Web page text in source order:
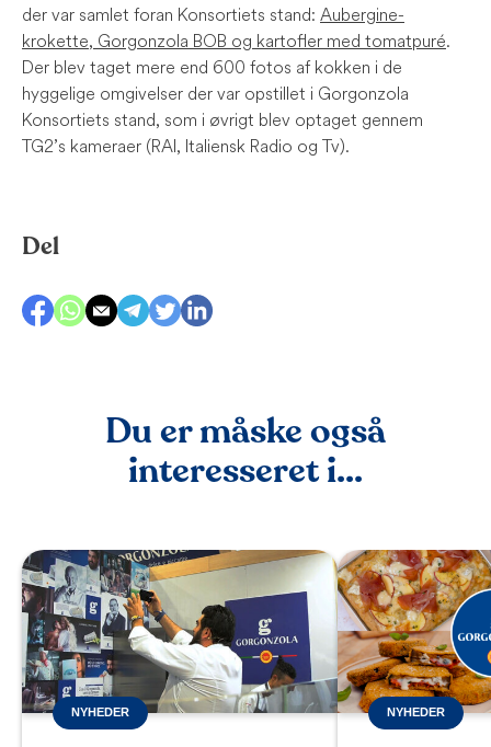
der var samlet foran Konsortiets stand: Aubergine-
krokette, Gorgonzola BOB og kartofler med tomatpuré.
Der blev taget mere end 600 fotos af kokken i de
hyggelige omgivelser der var opstillet i Gorgonzola
Konsortiets stand, som i øvrigt blev optaget gennem
TG2’s kameraer (RAI, Italiensk Radio og Tv).
Del
Du er måske også
interesseret i...
NYHEDER NYHEDER